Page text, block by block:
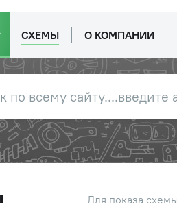
СХЕМЫ О КОМПАНИИ
Для показа
4605017))
70-4605308-Б Втулка
70-4605016-Б
ОАО